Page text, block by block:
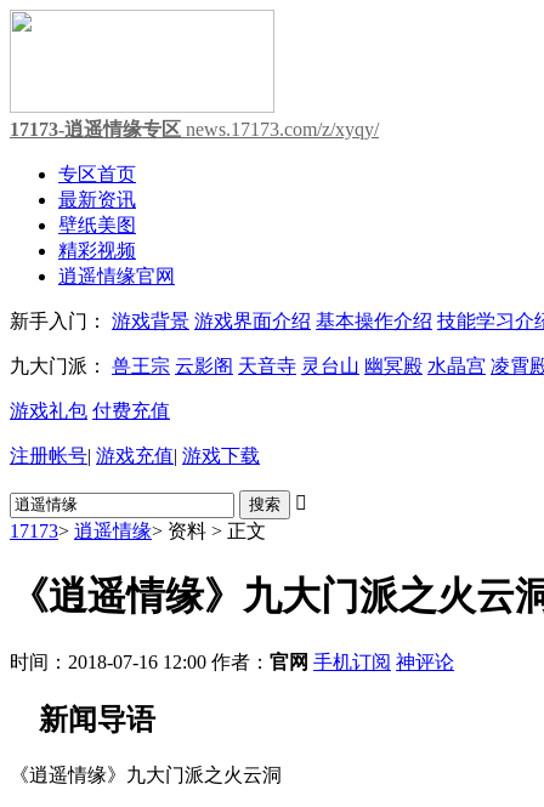
17173-逍遥情缘专区 news.17173.com/z/xyqy/
专区首页
最新资讯
壁纸美图
精彩视频
逍遥情缘官网
新手入门： 游戏背景 游戏界面介绍 基本操作介绍 技能学习介
九大门派： 兽王宗 云影阁 天音寺 灵台山 幽冥殿 水晶宫 凌霄
游戏礼包 付费充值
注册帐号| 游戏充值| 游戏下载

17173> 逍遥情缘> 资料 > 正文
《逍遥情缘》九大门派之火云
时间：2018-07-16 12:00 作者： 官网 手机订阅 神评论
新闻导语
《逍遥情缘》九大门派之火云洞